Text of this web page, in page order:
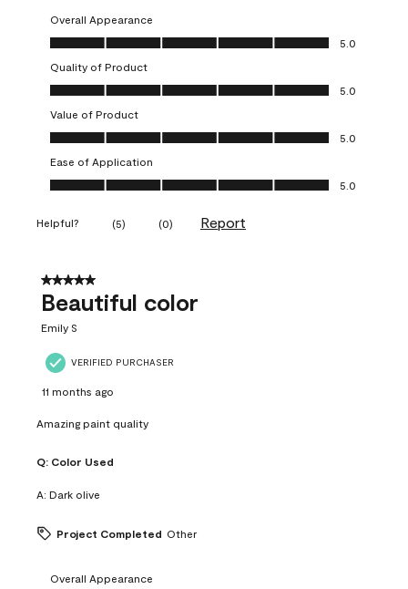
Overall Appearance
Overall Appearance, 5.0 out of 5
5.0
Quality of Product
Quality of Product, 5.0 out of 5
5.0
Value of Product
Value of Product, 5.0 out of 5
5.0
Ease of Application
Ease of Application, 5.0 out of 5
5.0
Helpful? (5) (0) Report
5 out of 5 stars.
Beautiful color
Emily S
VERIFIED PURCHASER
11 months ago
Amazing paint quality
Q: Color Used
A: Dark olive
Project Completed Other
Overall Appearance